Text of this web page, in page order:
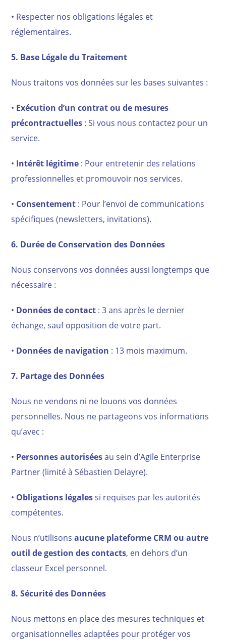
• Respecter nos obligations légales et
réglementaires.
5. Base Légale du Traitement
Nous traitons vos données sur les bases suivantes :
• Exécution d’un contrat ou de mesures
précontractuelles : Si vous nous contactez pour un
service.
• Intérêt légitime : Pour entretenir des relations
professionnelles et promouvoir nos services.
• Consentement : Pour l’envoi de communications
spécifiques (newsletters, invitations).
6. Durée de Conservation des Données
Nous conservons vos données aussi longtemps que
nécessaire :
• Données de contact : 3 ans après le dernier
échange, sauf opposition de votre part.
• Données de navigation : 13 mois maximum.
7. Partage des Données
Nous ne vendons ni ne louons vos données
personnelles. Nous ne partageons vos informations
qu’avec :
• Personnes autoriséesau sein d’Agile Enterprise
Partner (limité à Sébastien Delayre).
• Obligations légalessi requises par les autorités
compétentes.
Nous n’utilisonsaucune plateforme CRM ou autre
outil de gestion des contacts, en dehors d’un
classeur Excel personnel.
8. Sécurité des Données
Nous mettons en place des mesures techniques et
organisationnelles adaptées pour protéger vos